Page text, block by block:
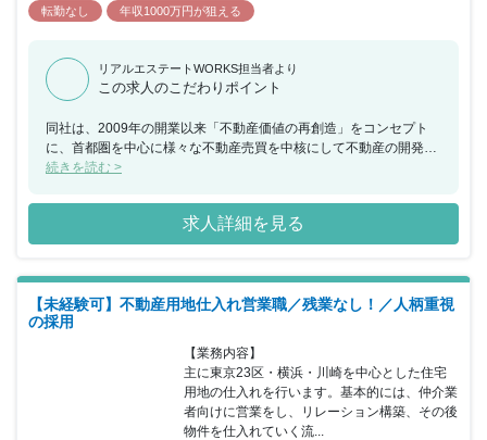
転勤なし
年収1000万円が狙える
リアルエステートWORKS担当者より
この求人のこだわりポイント
同社は、2009年の開業以来「不動産価値の再創造」をコンセプト
に、首都圏を中心に様々な不動産売買を中核にして不動産の開発、
収益不動産の再生販売等を展開しております。今回、収益不動産・
ることとなりました。また、代表との距離が近い環境のため、ビジ
ネスにおける意思決定のスピードが早く、物件の仕入れや考えをカ
タチにすることができます。 業務権限のスパンが広く、大企業と違
とができスキルアップにつなげることができます。 営業エリアは、
本店は1都3県、名古屋支店は愛知県近郊等です。 また、土・日・
祝日の完全週休二日制に加え、有給休暇の取得勧奨（社員全員が月
いるほか、社員にとって「夢のある会社」を目指し、成果に対して
はダイナミックなインセンティブ報酬を提供しています。今後の更
なる成長と業容拡大の為、これから5年・10年後・その先も共に成
長し、ご活躍頂ける方を歓迎いたします。
続きを読む >
求人詳細を見る
【未経験可】不動産用地仕入れ営業職／残業なし！／人柄重視
の採用
【業務内容】
主に東京23区・横浜・川崎を中心とした住宅
用地の仕入れを行います。基本的には、仲介業
者向けに営業をし、リレーション構築、その後
物件を仕入れていく流...